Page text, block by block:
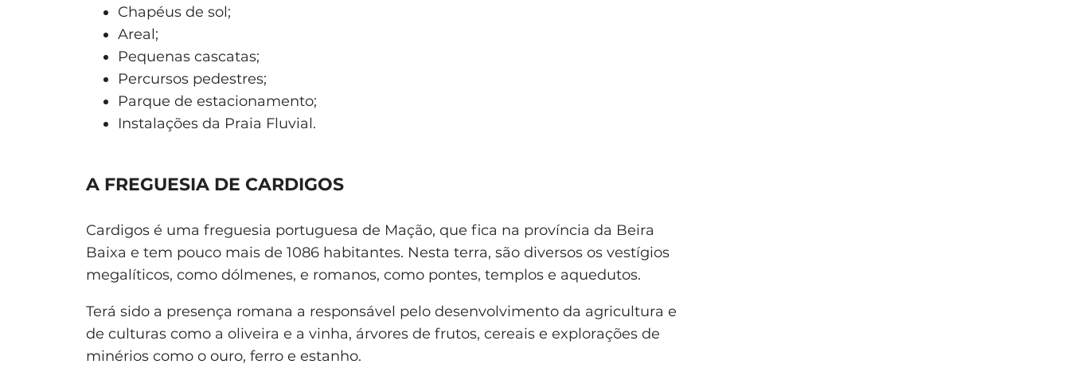
Chapéus de sol;
Areal;
Pequenas cascatas;
Percursos pedestres;
Parque de estacionamento;
Instalações da Praia Fluvial.
A FREGUESIA DE CARDIGOS
Cardigos é uma freguesia portuguesa de Mação, que fica na província da Beira
Baixa e tem pouco mais de 1086 habitantes. Nesta terra, são diversos os vestígios
megalíticos, como dólmenes, e romanos, como pontes, templos e aquedutos.
Terá sido a presença romana a responsável pelo desenvolvimento da agricultura e
de culturas como a oliveira e a vinha, árvores de frutos, cereais e explorações de
minérios como o ouro, ferro e estanho.